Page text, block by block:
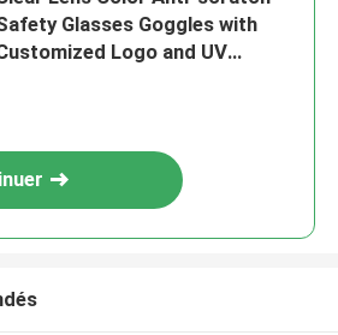
Glasses Goggles with
Logo and UV